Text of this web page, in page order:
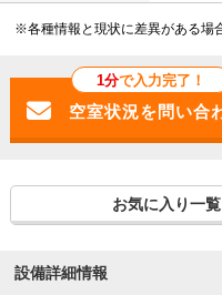
※各種情報と現状に差異がある場
1分で入力完了！
お気に入り一
設備詳細情報